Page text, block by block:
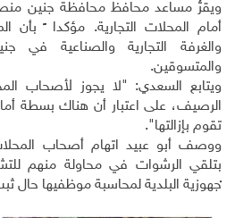
ويقرُّ مساعد محافظ محافظة جنين
أمام المحلات التجارية. مؤكدا ً بأن
والغرفة التجارية والصناعية في
والمتسوقين.
ويتابع السعدي: "لا يجوز لأصحاب
الرصيف، على اعتبار أن هناك بسطة
تقوم بإزالتها".
ووصف أبو عبيد اتهام أصحاب المحلات
بتلقي الرشوات في محاولة منهم
ًجهوزية البلدية لمحاسبة موظفيها حال